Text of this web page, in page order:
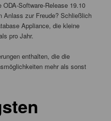
Software-Release 19.10
Anlass zur Freude? Schließlich
Appliance, die kleine
pro Jahr.
enthalten, die die
mehr als sonst